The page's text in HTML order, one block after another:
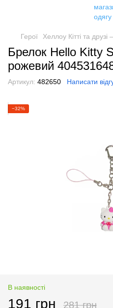
Герої Хеллоу Кітті та
Брелок Hello Kitty
рожевий
Артикул: 482650 Написати
−32%
В наявності
191 грн 281 грн